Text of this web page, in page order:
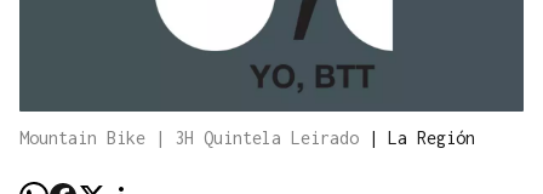
Mountain Bike | 3H Quintela Leirado | La Región